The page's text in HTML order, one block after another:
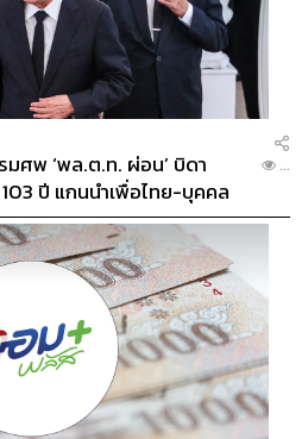
ศพ ‘พล.ต.ท. ผ่อน’ บิดา
ปี แกนนำเพื่อไทย-บุคคล
...